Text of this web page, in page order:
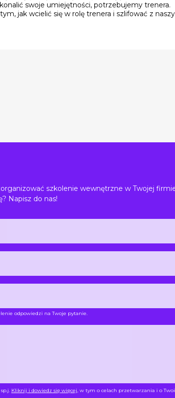
swoje umiejętności, potrzebujemy trenera.
jak wcielić się w rolę trenera i szlifować z
szkolenie wewnętrzne w Twojej
Napisz do nas!
odpowiedzi na Twoje pytanie.
Kliknij i dowiedz się więcej, w tym o celach przetwarzania i o